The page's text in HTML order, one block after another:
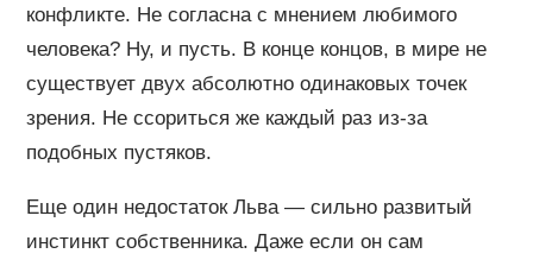
конфликте. Не согласна с мнением любимого
человека? Ну, и пусть. В конце концов, в мире не
существует двух абсолютно одинаковых точек
зрения. Не ссориться же каждый раз из-за
подобных пустяков.
Еще один недостаток Льва — сильно развитый
инстинкт собственника. Даже если он сам